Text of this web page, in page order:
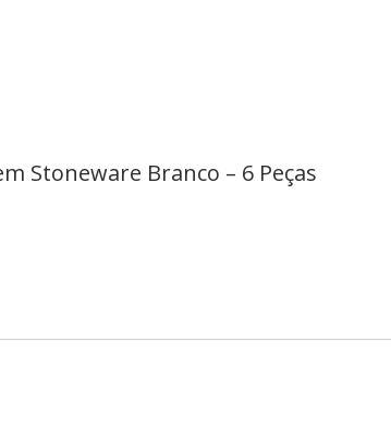
Stoneware Branco – 6 Peças